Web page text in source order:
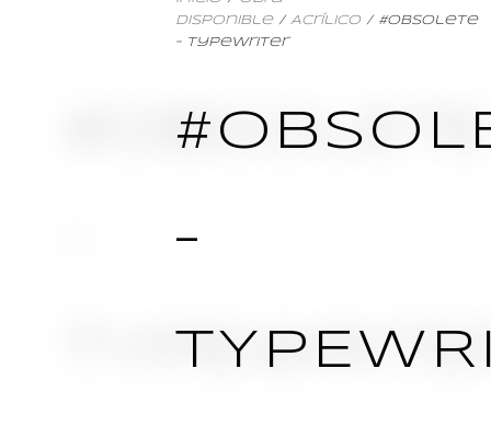
Disponible/ Acrílico / #Obsolete
– Typewriter
–